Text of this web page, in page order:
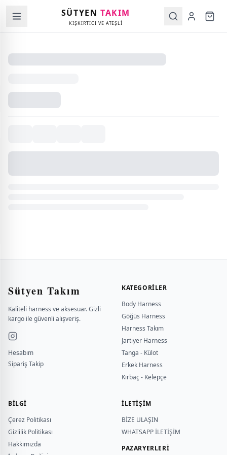
SÜTYENTAKIM
KIŞKIRTICI VE ATEŞLİ
Sütyen Takım
Kaliteli harness ve aksesuar. Gizli
kargo ile güvenli alışveriş.
Hesabım
Sipariş Takip
KATEGORILER
Body Harness
Göğüs Harness
Harness Takım
Jartiyer Harness
Tanga - Külot
Erkek Harness
Kırbaç - Kelepçe
BILGI
Çerez Politikası
Gizlilik Politikası
Hakkımızda
İLETİŞİM
BİZE ULAŞIN
WHATSAPP İLETİŞİM
PAZARYERLERİ